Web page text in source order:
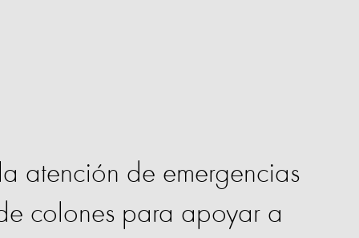
atención de emergencias
colones para apoyar a